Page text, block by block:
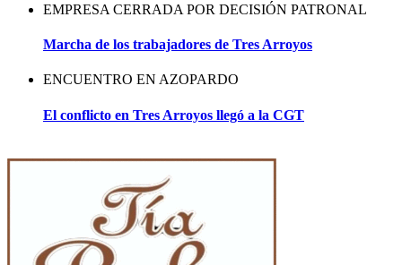
EMPRESA CERRADA POR DECISIÓN PATRONAL
Marcha de los trabajadores de Tres Arroyos
ENCUENTRO EN AZOPARDO
El conflicto en Tres Arroyos llegó a la CGT